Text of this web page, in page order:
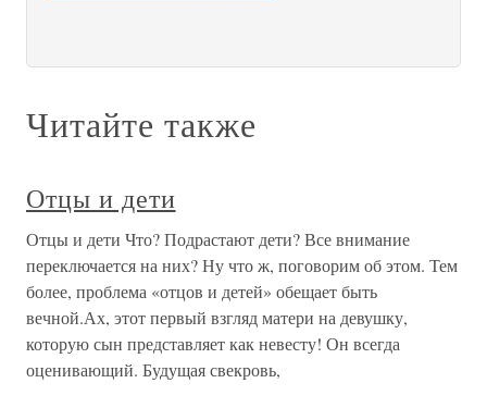
Читайте также
Отцы и дети
Отцы и дети Что? Подрастают дети? Все внимание
переключается на них? Ну что ж, поговорим об этом. Тем
более, проблема «отцов и детей» обещает быть
вечной.Ах, этот первый взгляд матери на девушку,
которую сын представляет как невесту! Он всегда
оценивающий. Будущая свекровь,